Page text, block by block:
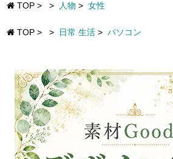
TOP > > 人物 > 女性
TOP > > 日常 生活 > パソコン